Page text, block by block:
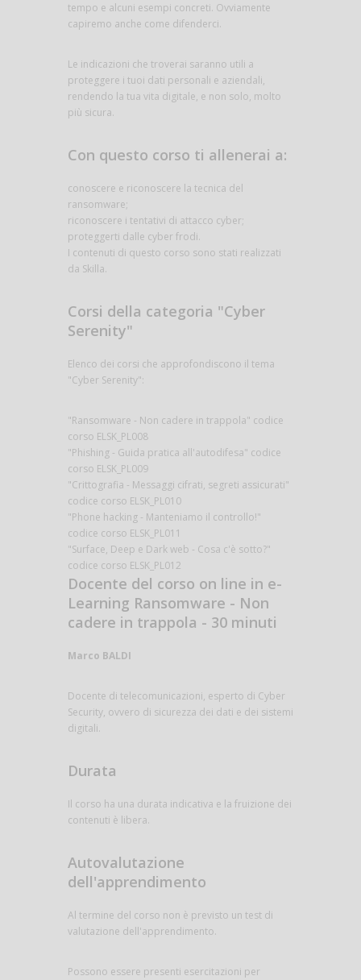
tempo e alcuni esempi concreti. Ovviamente
capiremo anche come difenderci.
Le indicazioni che troverai saranno utili a
proteggere i tuoi dati personali e aziendali,
rendendo la tua vita digitale, e non solo, molto
più sicura.
Con questo corso ti allenerai a:
conoscere e riconoscere la tecnica del
ransomware;
riconoscere i tentativi di attacco cyber;
proteggerti dalle cyber frodi.
I contenuti di questo corso sono stati realizzati
da Skilla.
Corsi della categoria "Cyber
Serenity"
Elenco dei corsi che approfondiscono il tema
"Cyber Serenity":
"Ransomware - Non cadere in trappola" codice
corso ELSK_PL008
"Phishing - Guida pratica all'autodifesa" codice
corso ELSK_PL009
"Crittografia - Messaggi cifrati, segreti assicurati"
codice corso ELSK_PL010
"Phone hacking - Manteniamo il controllo!"
codice corso ELSK_PL011
"Surface, Deep e Dark web - Cosa c'è sotto?"
codice corso ELSK_PL012
Docente del corso on line in e-
Learning Ransomware - Non
cadere in trappola - 30 minuti
Marco BALDI
Docente di telecomunicazioni, esperto di Cyber
Security, ovvero di sicurezza dei dati e dei sistemi
digitali.
Durata
Il corso ha una durata indicativa e la fruizione dei
contenuti è libera.
Autovalutazione
dell'apprendimento
Al termine del corso non è previsto un test di
valutazione dell'apprendimento.
Possono essere presenti esercitazioni per